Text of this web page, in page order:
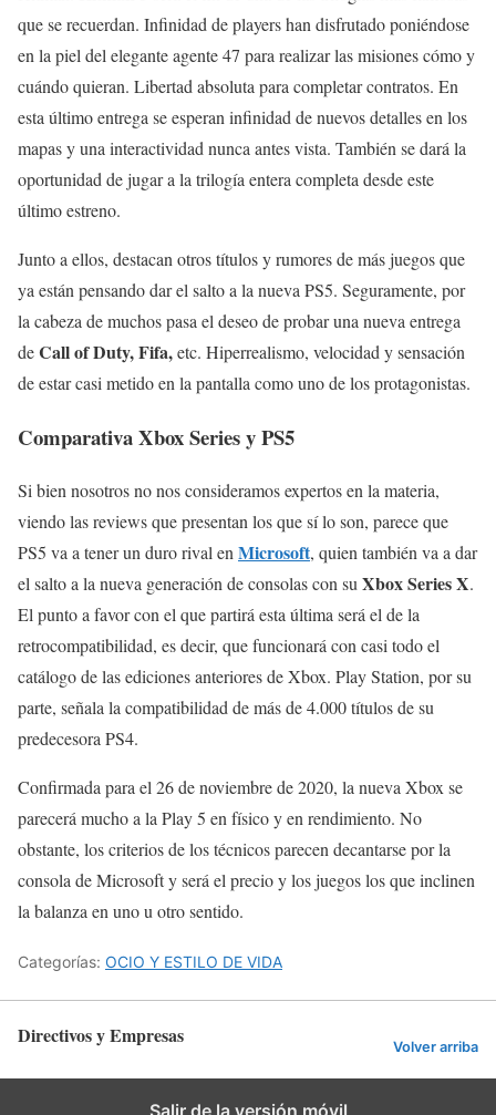
que se recuerdan. Infinidad de players han disfrutado poniéndose
en la piel del elegante agente 47 para realizar las misiones cómo y
cuándo quieran. Libertad absoluta para completar contratos. En
esta último entrega se esperan infinidad de nuevos detalles en los
mapas y una interactividad nunca antes vista. También se dará la
oportunidad de jugar a la trilogía entera completa desde este
último estreno.
Junto a ellos, destacan otros títulos y rumores de más juegos que
ya están pensando dar el salto a la nueva PS5. Seguramente, por
la cabeza de muchos pasa el deseo de probar una nueva entrega
deCall of Duty, Fifa,etc. Hiperrealismo, velocidad y sensación
de estar casi metido en la pantalla como uno de los protagonistas.
Comparativa Xbox Series y PS5
Si bien nosotros no nos consideramos expertos en la materia,
viendo las reviews que presentan los que sí lo son, parece que
PS5 va a tener un duro rival enMicrosoft, quien también va a dar
el salto a la nueva generación de consolas con suXbox Series X.
El punto a favor con el que partirá esta última será el de la
retrocompatibilidad, es decir, que funcionará con casi todo el
catálogo de las ediciones anteriores de Xbox. Play Station, por su
parte, señala la compatibilidad de más de 4.000 títulos de su
predecesora PS4.
Confirmada para el 26 de noviembre de 2020, la nueva Xbox se
parecerá mucho a la Play 5 en físico y en rendimiento. No
obstante, los criterios de los técnicos parecen decantarse por la
consola de Microsoft y será el precio y los juegos los que inclinen
la balanza en uno u otro sentido.
Categorías: OCIO Y ESTILO DE VIDA
Directivos y Empresas Volver arriba